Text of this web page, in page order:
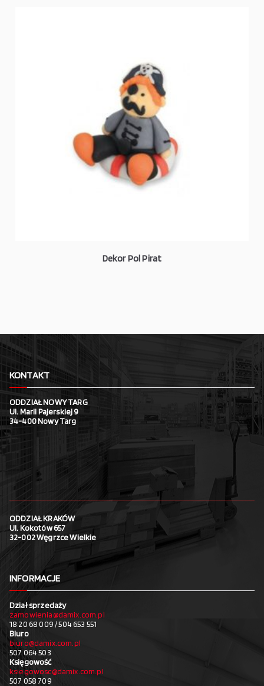
Dekor Pol Pirat
KONTAKT
ODDZIAŁ NOWY TARG
Ul. Marii Pajerskiej 9
34-400 Nowy Targ
ODDZIAŁ KRAKÓW
Ul. Kokotów 657
32-002 Węgrzce Wielkie
INFORMACJE
Dział sprzedaży
zamowienia@damix.com.pl
18 20 68 009 / 504 653 551
Biuro
biuro@damix.com.pl
507 064 503
Księgowość
ksiegowosc@damix.com.pl
507 058 709